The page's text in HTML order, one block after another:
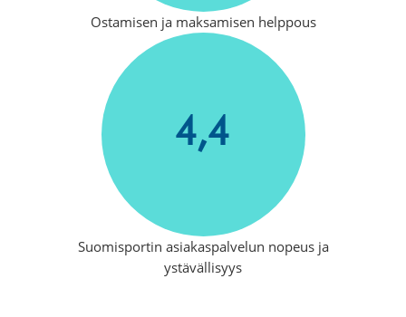
Ostamisen ja maksamisen helppous
4,4
Suomisportin asiakaspalvelun nopeus ja
ystävällisyys